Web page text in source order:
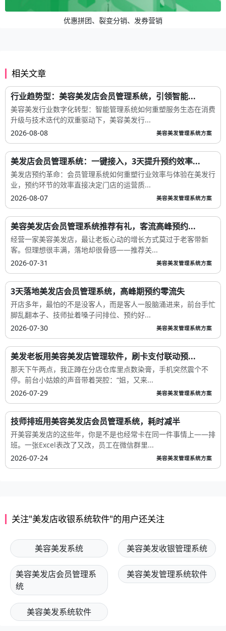
优惠拼团、裂变分销、发券营销
相关文章
行业趋势型：美容美发店会员管理系统，引领智能...
美容美发行业数字化转型：智能管理系统如何重塑服务生态在消费
升级与技术迭代的双重驱动下，美容美发行...
2026-08-08
美容美发管理系统方案
美发店会员管理系统：一键接入，3天提升预约效率...
美发店预约革命：会员管理系统如何重塑行业效率与体验在美发行
业，预约环节的效率直接决定门店的运营质...
2026-08-07
美容美发管理系统方案
美容美发店会员管理系统推荐有礼，客流高峰预约...
经营一家美容美发店，最让老板心动的增长方式莫过于老客带新
客。但理想很丰满，落地却很骨感——推荐关...
2026-07-31
美容美发管理系统方案
3天落地美发店会员管理系统，高峰期预约零流失
开店多年，最怕的不是没客人，而是客人一股脑涌进来，前台手忙
脚乱翻本子、技师扯着嗓子问排位、预约好...
2026-07-30
美容美发管理系统方案
美发老板用美容美发店管理软件，刷卡支付联动预...
那天下午两点，我正蹲在分店仓库里点数染膏，手机突然震个不
停。前台小姑娘的声音带着哭腔：“姐，又来...
2026-07-29
美容美发管理系统方案
技师排班用美容美发店会员管理系统，耗时减半
开美容美发店的这些年，你是不是也经常卡在同一件事情上——排
班。一张Excel表改了又改，员工在微信群里...
2026-07-24
美容美发管理系统方案
关注"美发店收银系统软件"的用户还关注
美容美发系统 美容美发收银管理系统
美容美发店会员管理系
统
美容美发管理系统软件
美容美发系统软件